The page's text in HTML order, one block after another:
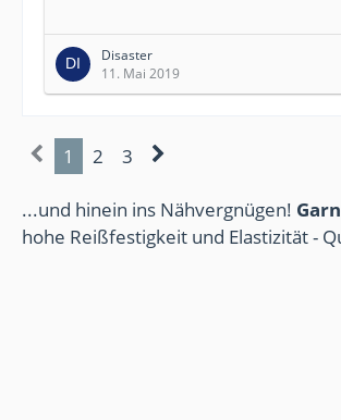
Disaster
11. Mai 2019
1 2 3
...und hinein ins Nähvergnügen!
hohe Reißfestigkeit und Elastizität -